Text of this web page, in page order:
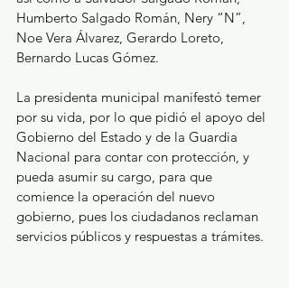
Humberto Salgado Román, Nery “N”,
Noe Vera Álvarez, Gerardo Loreto,
Bernardo Lucas Gómez.
La presidenta municipal manifestó temer
por su vida, por lo que pidió el apoyo del
Gobierno del Estado y de la Guardia
Nacional para contar con protección, y
pueda asumir su cargo, para que
comience la operación del nuevo
gobierno, pues los ciudadanos reclaman
servicios públicos y respuestas a trámites.